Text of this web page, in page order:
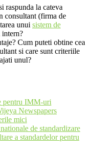
raspunda la cateva
consultant (firma de
unui sistem de
intern?
Cum puteti obtine cea
si care sunt criteriile
unul?
pentru IMM-uri
Newspapers
mici
de standardizare
a standardelor pentru